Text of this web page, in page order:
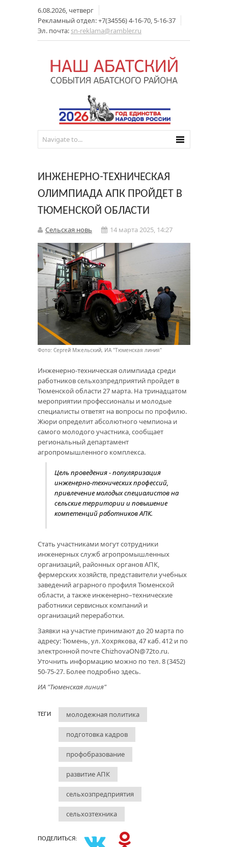
6.08.2026, четверг
Рекламный отдел: +7(34556) 4-16-70, 5-16-37
Эл. почта: sn-reklama@rambler.ru
ИНЖЕНЕРНО-ТЕХНИЧЕСКАЯ
ОЛИМПИАДА АПК ПРОЙДЕТ В
ТЮМЕНСКОЙ ОБЛАСТИ
Сельская новь 14 марта 2025, 14:27
Фото: Сергей Мжельский, ИА "Тюменская линия"
Инженерно-техническая олимпиада среди
работников сельхозпредприятий пройдет в
Тюменской области 27 марта. На тринадцатом
мероприятии профессионалы и молодые
специалисты ответят на вопросы по профилю.
Жюри определит абсолютного чемпиона и
самого молодого участника, сообщает
региональный департамент
агропромышленного комплекса.
Цель проведения - популяризация
инженерно-технических профессий,
привлечение молодых специалистов на
сельские территории и повышение
компетенций работников АПК.
Стать участниками могут сотрудники
инженерных служб агропромышленных
организаций, районных органов АПК,
фермерских хозяйств, представители учебных
заведений аграрного профиля Тюменской
области, а также инженерно–технические
работники сервисных компаний и
организаций переработки.
Заявки на участие принимают до 20 марта по
адресу: Тюмень, ул. Хохрякова, 47 каб. 412 и по
электронной почте ChizhovaON@72to.ru.
Уточнить информацию можно по тел. 8 (3452)
50-75-27. Более подробно здесь.
ИА "Тюменская линия"
ТЕГИ молодежная политика
подготовка кадров
профобразование
развитие АПК
сельхозпредприятия
сельхозтехника
ПОДЕЛИТЬСЯ: